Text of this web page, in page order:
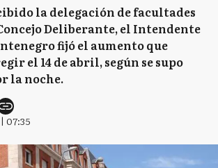
la delegación de facultades
Deliberante, el Intendente
fijó el aumento que
el 14 de abril, según se supo
la noche.
07:35